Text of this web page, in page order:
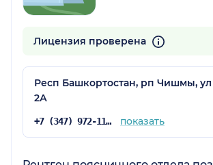
Лицензия проверена
Респ Башкортостан, рп Чишмы,
2А
+7 (347) 972-11-45 показать